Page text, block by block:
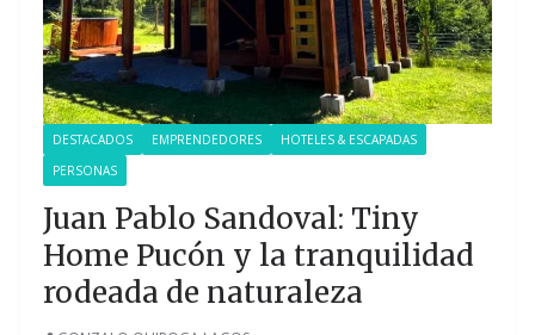
DESTACADOS EMPRENDEDORES
HOTELES & ESCAPADAS
PERSONAS
Juan Pablo Sandoval: Tiny
Home Pucón y la tranquilidad
rodeada de naturaleza